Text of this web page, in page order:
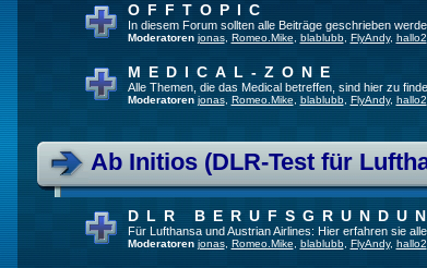
OFFTOPIC
In diesem Forum sollten alle Beiträge geschrieben
Moderatoren jonas, Romeo.Mike blablubb, FlyAndy, hallo2
MEDICAL-ZONE
Alle Themen, die das Medical betreffen, sind hier zu
Moderatoren jonas, Romeo.Mike blablubb, FlyAndy, hallo2
Ab Initios (DLR-Test für
DLR
Für Lufthansa und Austrian Airlines: Hier erfahren sie
Moderatoren jonas, Romeo.Mike blablubb, FlyAndy, hallo2